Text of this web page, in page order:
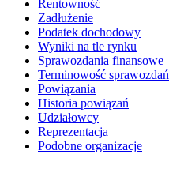
Rentowność
Zadłużenie
Podatek dochodowy
Wyniki na tle rynku
Sprawozdania finansowe
Terminowość sprawozdań
Powiązania
Historia powiązań
Udziałowcy
Reprezentacja
Podobne organizacje